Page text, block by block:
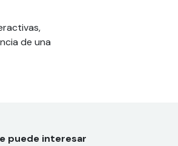
de una
puede interesar